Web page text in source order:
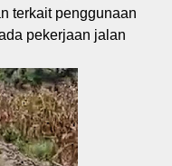
terkait penggunaan
pekerjaan jalan